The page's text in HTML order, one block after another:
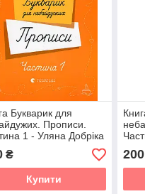
Букварик для
Прописи.
1 - Уляна Добріка
₴
Купити
200